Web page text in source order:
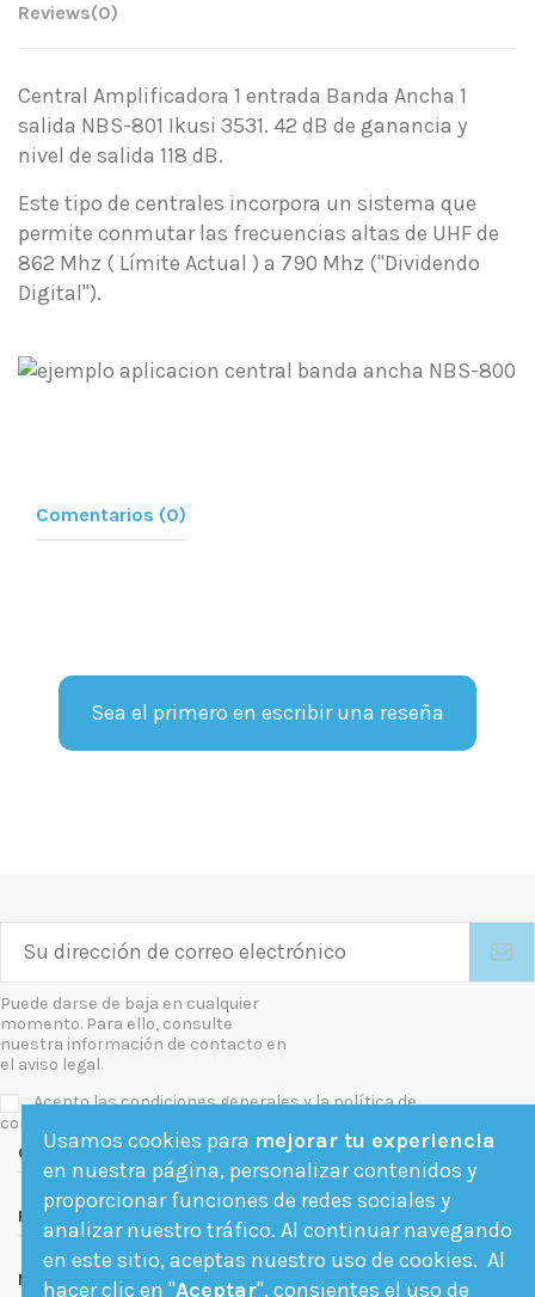
Reviews(0)
Central Amplificadora 1 entrada Banda Ancha 1
salida NBS-801 Ikusi 3531. 42 dB de ganancia y
nivel de salida 118 dB.
Este tipo de centrales incorpora un sistema que
permite conmutar las frecuencias altas de UHF de
862 Mhz ( Límite Actual ) a 790 Mhz ("Dividendo
Digital").
Comentarios (0)
Sea el primero en escribir una reseña
Puede darse de baja en cualquier
momento. Para ello, consulte
nuestra información de contacto en
el aviso legal.
Acepto las condiciones generales y la política de
confidencialidad
Contact us
Follow us
Newsletter
Usamos cookies para mejorar tu experiencia
en nuestra página, personalizar contenidos y
proporcionar funciones de redes sociales y
analizar nuestro tráfico. Al continuar navegando
en este sitio, aceptas nuestro uso de cookies. Al
hacer clic en "Aceptar", consientes el uso de